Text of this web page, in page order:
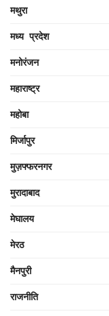
मथुरा
मध्य प्रदेश
मनोरंजन
महाराष्ट्र
महोबा
मिर्जापुर
मुज़फ्फरनगर
मुरादाबाद
मेघालय
मेरठ
मैनपुरी
राजनीति